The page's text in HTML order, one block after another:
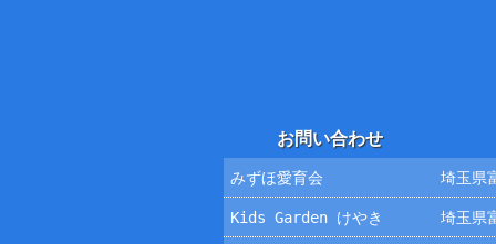
お問い合わせ
みずほ愛育会 埼玉県
Kids Garden けやき 埼玉県